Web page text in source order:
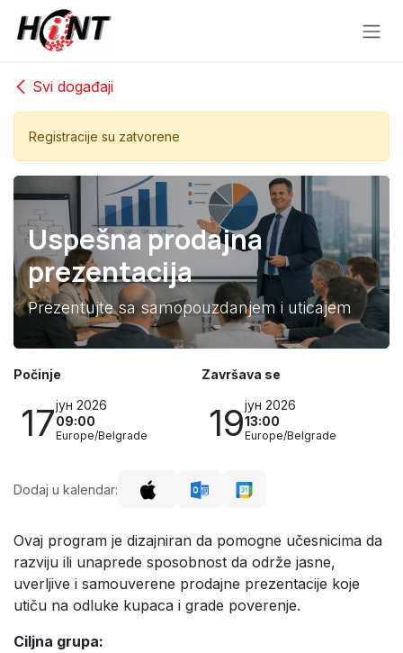
Skip to Content
Svi događaji
Registracije su zatvorene
Uspešna prodajna
prezentacija
Prezentujte sa samopouzdanjem i uticajem
Počinje
17јун 2026
09:00
Europe/Belgrade
Završava se
19јун 2026
13:00
Europe/Belgrade
Dodaj u kalendar:
Ovaj program je dizajniran da pomogne učesnicima da
razviju ili unaprede sposobnost da održe jasne,
uverljive i samouverene prodajne prezentacije koje
utiču na odluke kupaca i grade poverenje.
Ciljna grupa: